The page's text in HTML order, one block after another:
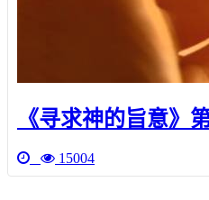
《寻求神的旨意》
15004